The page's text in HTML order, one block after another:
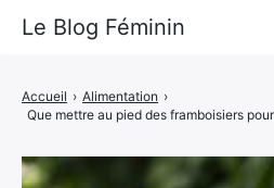
Accueil › Alimentation ›
Que mettre au pied des framboisiers
Le Blog Féminin
Alimentation
Mode